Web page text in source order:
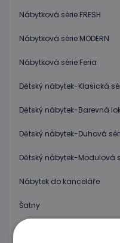
Nábytková série FRESH
Nábytková série MODERN
Nábytková série Feria
Dětský nábytek-Klasická
Dětský nábytek-Barevná
Dětský nábytek-Duhová
Dětský nábytek-Modulová
Nábytek do kanceláře
Šatny